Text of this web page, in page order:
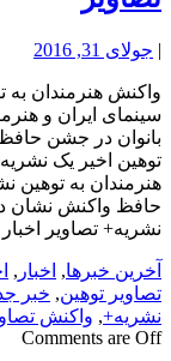
| جولای 31, 2016
واکنش هنرمندان به
سینمای ایران و
بانوان در جشن
توهین اخیر یک
هنرمندان به توهین
حافظ واکنش نشان
نشریه+ تصاویر اخبار
آخرین خبرها, اخبار ,
تصاویر توهین, خبر
نشریه+, واکنش
Comments are Off